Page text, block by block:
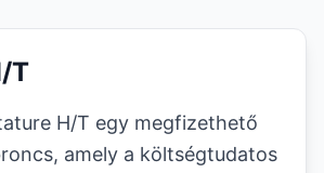
T
H/T egy megfizethető
amely a költségtudatos